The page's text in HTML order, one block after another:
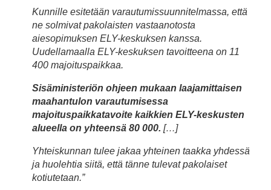
Kunnille esitetään varautumissuunnitelmassa, että
ne solmivat pakolaisten vastaanotosta
aiesopimuksen ELY-keskuksen kanssa.
Uudellamaalla ELY-keskuksen tavoitteena on 11
400 majoituspaikkaa.
Sisäministeriön ohjeen mukaan laajamittaisen
maahantulon varautumisessa
majoituspaikkatavoite kaikkien ELY-keskusten
alueella on yhteensä 80 000. […]
Yhteiskunnan tulee jakaa yhteinen taakka yhdessä
ja huolehtia siitä, että tänne tulevat pakolaiset
kotiutetaan.”